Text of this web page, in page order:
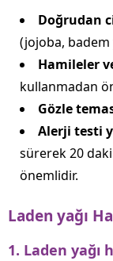
Doğrudan
(jojoba, badem
Hamileler
kullanmadan
Gözle
Alerji testi
sürerek 20
önemlidir.
Laden yağı
1. Laden